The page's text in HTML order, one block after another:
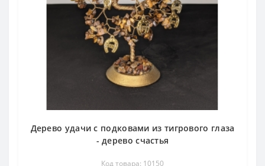
Дерево удачи с подковами из тигрового глаза
- дерево счастья
Код товара: 10150